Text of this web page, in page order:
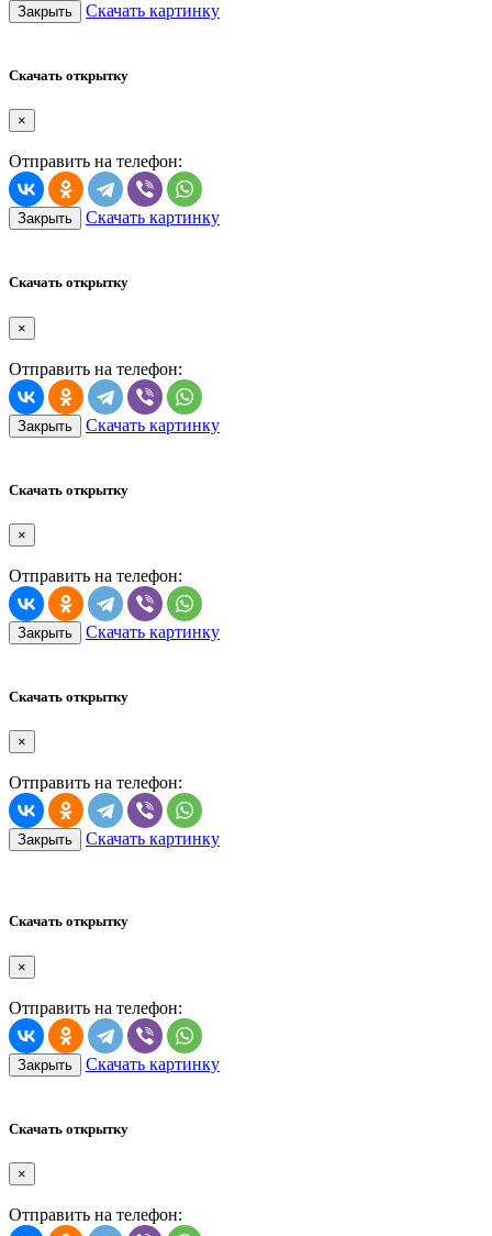
Закрыть Скачать картинку
Скачать открытку
×
Отправить на телефон:
Закрыть Скачать картинку
Скачать открытку
×
Отправить на телефон:
Закрыть Скачать картинку
Скачать открытку
×
Отправить на телефон:
Закрыть Скачать картинку
Скачать открытку
×
Отправить на телефон:
Закрыть Скачать картинку
Скачать открытку
×
Отправить на телефон:
Закрыть Скачать картинку
Скачать открытку
×
Отправить на телефон: